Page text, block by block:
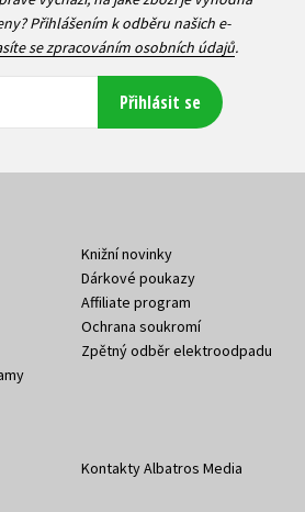
Přihlášením k odběru našich e-
se zpracováním osobních údajů.
Přihlásit se
Knižní novinky
Dárkové poukazy
Affiliate program
Ochrana soukromí
Zpětný odběr elektroodpadu
Kontakty Albatros Media